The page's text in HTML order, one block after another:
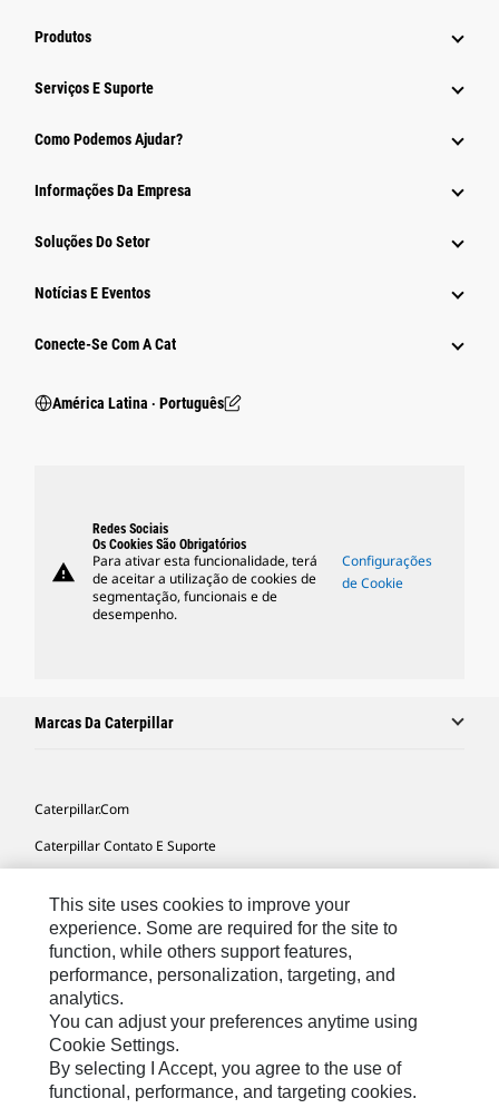
Produtos
Serviços E Suporte
Como Podemos Ajudar?
Informações Da Empresa
Soluções Do Setor
Notícias E Eventos
Conecte-Se Com A Cat
América Latina ‧ Português
warning
Redes Sociais
Os Cookies São Obrigatórios
Para ativar esta funcionalidade, terá
de aceitar a utilização de cookies de
segmentação, funcionais e de
desempenho.
Configurações
de Cookie
Marcas Da Caterpillar
Caterpillar.com
Caterpillar Contato E Suporte
Mapa Do Local
Cookie Settings
Legal
Privacidade
This site uses cookies to improve your
experience. Some are required for the site to
function, while others support features,
performance, personalization, targeting, and
analytics.
You can adjust your preferences anytime using
Cookie Settings.
By selecting I Accept, you agree to the use of
functional, performance, and targeting cookies.